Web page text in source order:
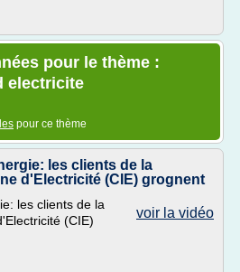
pour le thème :
electricite
pour ce thème
les clients de la
d'Electricité (CIE) grognent
voir la vidéo
les clients de la
(CIE)